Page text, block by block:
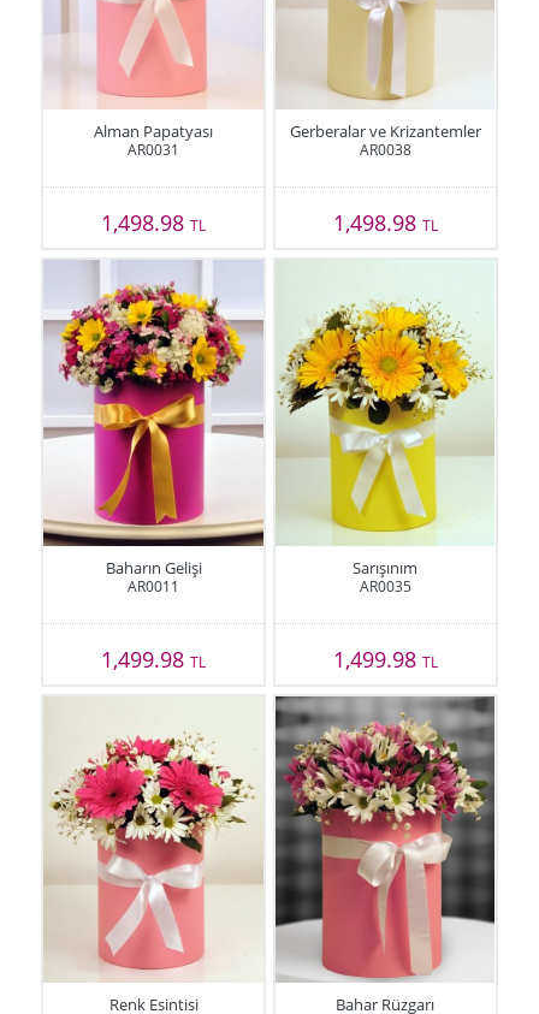
Alman Papatyası
AR0031
1,498.98TL
Gerberalar ve Krizantemler
AR0038
1,498.98 TL
Baharın Gelişi
AR0011
1,499.98TL
Sarışınım
AR0035
1,499.98 TL
Renk Esintisi Bahar Rüzgarı